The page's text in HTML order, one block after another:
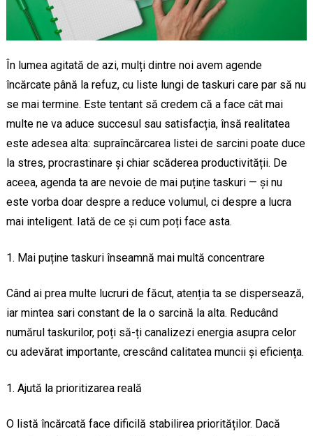
În lumea agitată de azi, mulți dintre noi avem agende
încărcate până la refuz, cu liste lungi de taskuri care par să nu
se mai termine. Este tentant să credem că a face cât mai
multe ne va aduce succesul sau satisfacția, însă realitatea
este adesea alta: supraîncărcarea listei de sarcini poate duce
la stres, procrastinare și chiar scăderea productivității. De
aceea, agenda ta are nevoie de mai puține taskuri — și nu
este vorba doar despre a reduce volumul, ci despre a lucra
mai inteligent. Iată de ce și cum poți face asta.
Mai puține taskuri înseamnă mai multă concentrare
Când ai prea multe lucruri de făcut, atenția ta se dispersează,
iar mintea sari constant de la o sarcină la alta. Reducând
numărul taskurilor, poți să-ți canalizezi energia asupra celor
cu adevărat importante, crescând calitatea muncii și eficiența.
Ajută la prioritizarea reală
O listă încărcată face dificilă stabilirea priorităților. Dacă